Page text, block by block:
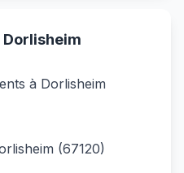
à Dorlisheim
(67120)